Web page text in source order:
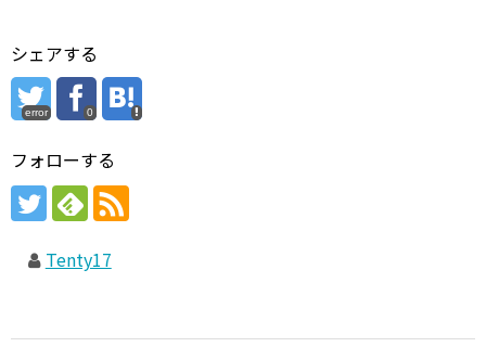
シェアする
error 0
フォローする
Tenty17